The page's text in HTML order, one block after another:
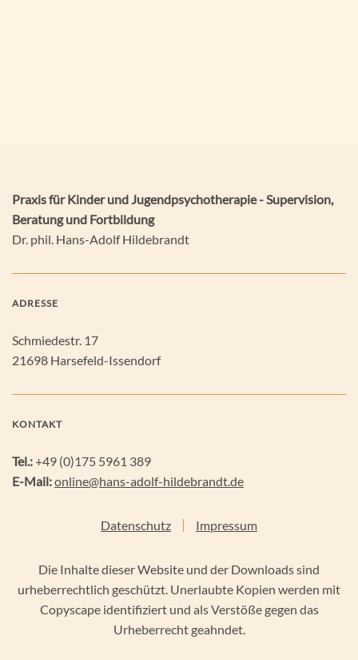
Praxis für Kinder und Jugendpsychotherapie - Supervision,
Beratung und Fortbildung
Dr. phil. Hans-Adolf Hildebrandt
ADRESSE
Schmiedestr. 17
21698 Harsefeld-Issendorf
KONTAKT
Tel.:+49 (0)175 5961 389
E-Mail:online@hans-adolf-hildebrandt.de
Datenschutz Impressum
Die Inhalte dieser Website und der Downloads sind
urheberrechtlich geschützt. Unerlaubte Kopien werden mit
Copyscape identifiziert und als Verstöße gegen das
Urheberrecht geahndet.